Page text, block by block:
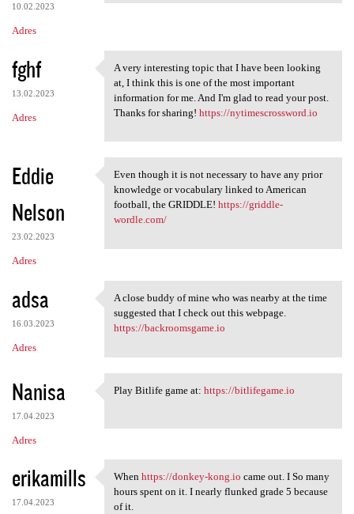
10.02.2023
Adres
fghf
13.02.2023
Adres
A very interesting topic that
A very interesting topic that I have been looking
at, I think this is one of the most important
information for me. And I'm glad to read your post.
Thanks for sharing! https://nytimescrossword.io
Eddie
Nelson
23.02.2023
Adres
Even though it is not
Even though it is not necessary to have any prior
knowledge or vocabulary linked to American
football, the GRIDDLE! https://griddle-
wordle.com/
adsa
16.03.2023
Adres
A close buddy of mine who was
A close buddy of mine who was nearby at the time
suggested that I check out this webpage.
https://backroomsgame.io
Nanisa
17.04.2023
Adres
Play Bitlife game at: https:/
Play Bitlife game at: https://bitlifegame.io
erikamills
17.04.2023
When https://donkey-kong.io
When https://donkey-kong.io came out. I So many
hours spent on it. I nearly flunked grade 5 because
of it.